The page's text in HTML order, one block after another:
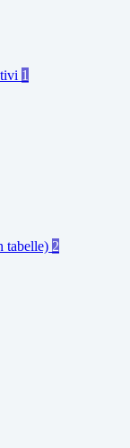
1
tabelle) 2